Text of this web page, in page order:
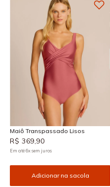
Maiô Transpassado Lisos
R$ 369 90
Em até6xsem juros
Adicionar na sacola